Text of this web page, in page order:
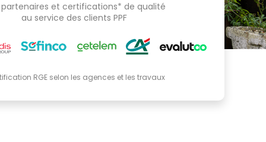
partenaires et certifications* de qualité
au service des clients PPF
RGE selon les agences et les travaux